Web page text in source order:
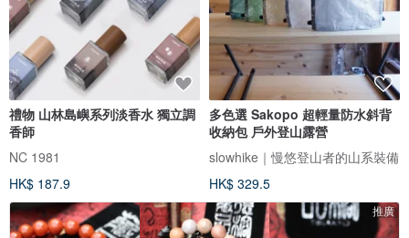
禮物 山林島嶼系列淡香水 獨立調
香師
NC 1981
HK$ 187.9
多色選 Sakopo 超輕量防水斜背
收納包 戶外登山露營
slowhike｜慢悠登山者的山系裝備
HK$ 329.5
推廣